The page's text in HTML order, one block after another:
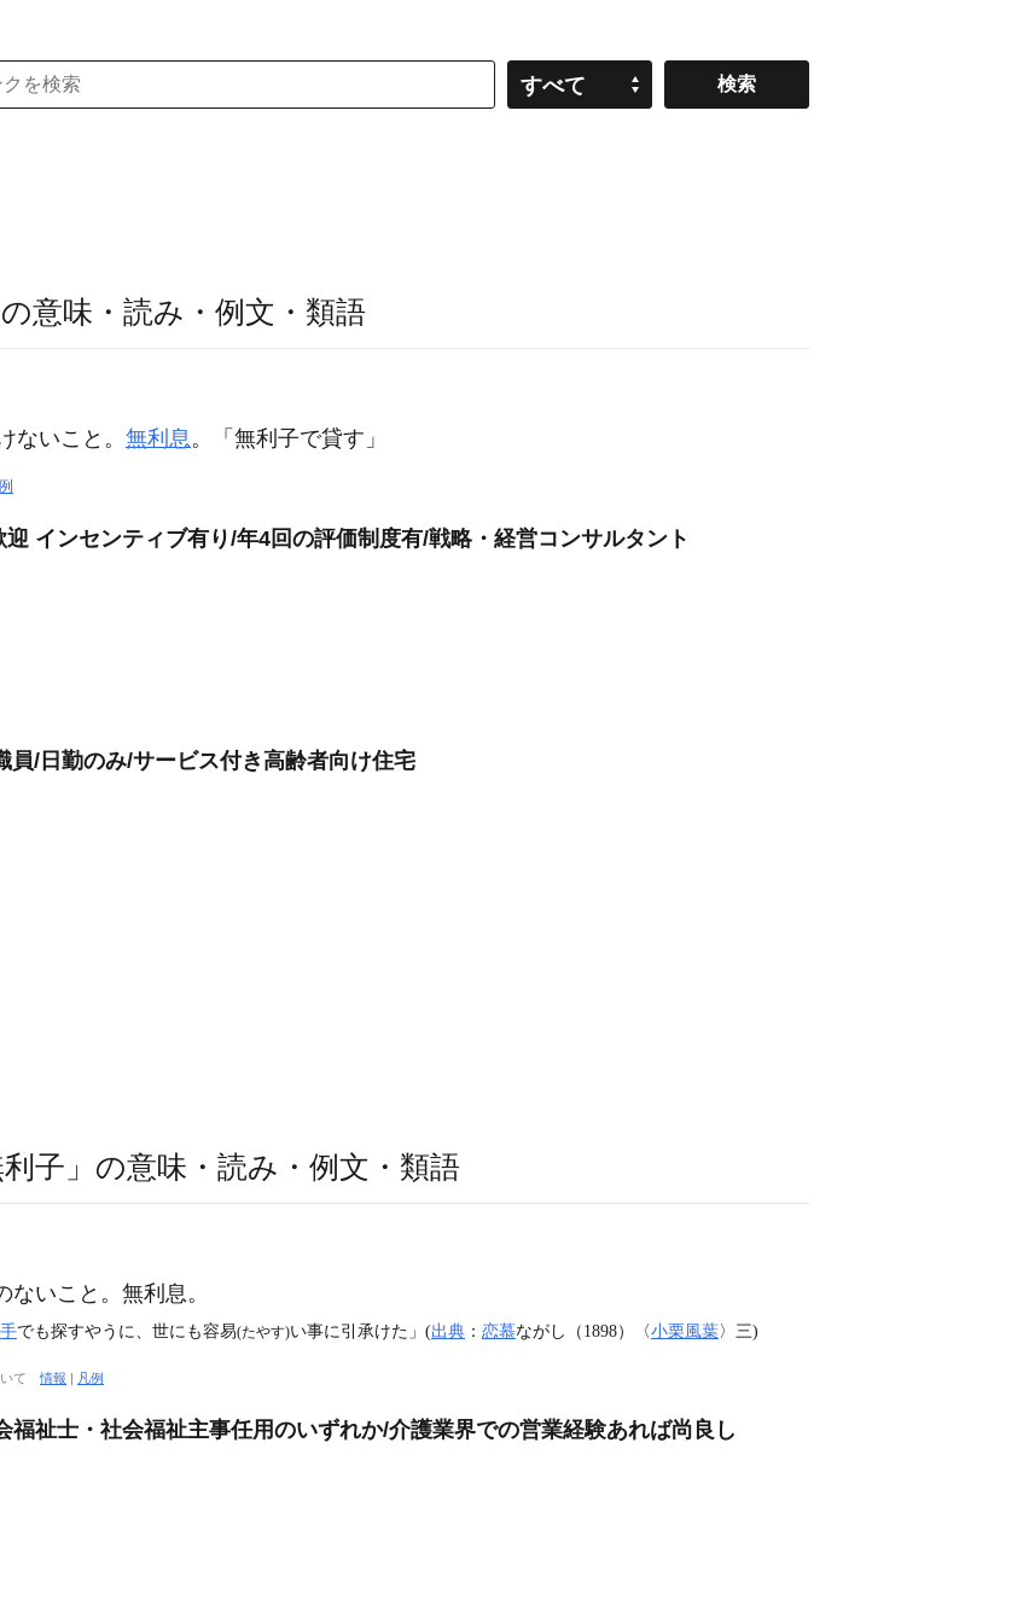
すべて
意味・読み・例文・類語
ないこと。 無利息。「 無利子で貸す」
インセンティブ有り/年4回の評価制度有/戦略・経営コンサルタント
員/日勤のみ/サービス付き高齢者向け住宅
利子」の意味・読み・例文・類語
いこと。無利息。
でも探すやうに、世にも容易(たやす)い事に引承けた」(出典 ： 恋慕ながし（1898）〈小栗風葉〉三)
いて情報 | 凡例
祉士・社会福祉主事任用のいずれか/介護業界での営業経験あれば尚良し